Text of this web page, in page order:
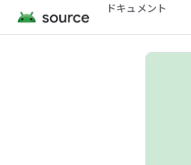
ドキュメント